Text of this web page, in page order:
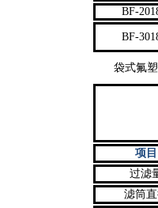
BF-
BF-
袋式氟塑
项目
过滤
滤筒